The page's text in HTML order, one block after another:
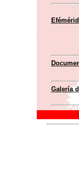
Galería